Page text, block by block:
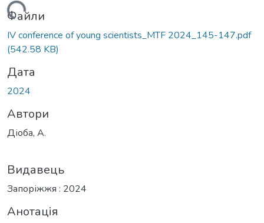
Файли
ІV conference of young scientists_MTF 2024_145-147.pdf
(542.58 KB)
Дата
2024
Автори
Діоба, А.
Видавець
Запоріжжя : 2024
Анотація